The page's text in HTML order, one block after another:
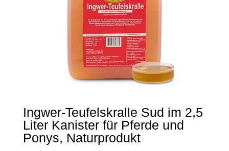
Ingwer-Teufelskralle Sud im 2,5
Liter Kanister für Pferde und
Ponys, Naturprodukt